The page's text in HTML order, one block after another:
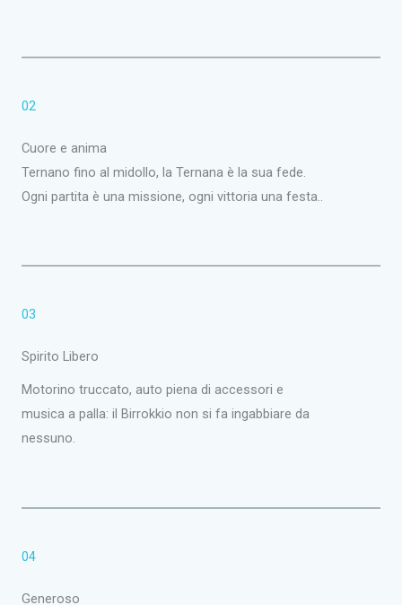
02
Cuore e anima
Ternano fino al midollo, la Ternana è la sua fede.
Ogni partita è una missione, ogni vittoria una festa..
03
Spirito Libero
Motorino truccato, auto piena di accessori e
musica a palla: il Birrokkio non si fa ingabbiare da
nessuno.
04
Generoso